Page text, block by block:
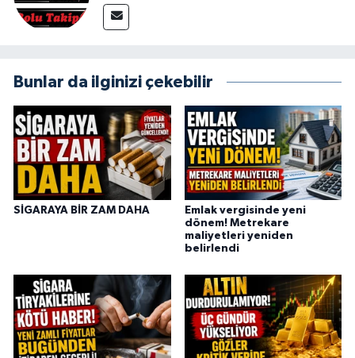
Bunlar da ilginizi çekebilir
SİGARAYA BİR ZAM DAHA
Emlak vergisinde yeni
dönem! Metrekare
maliyetleri yeniden
belirlendi